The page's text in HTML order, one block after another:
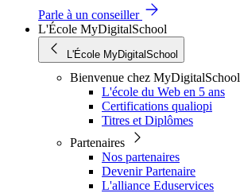
Parle à un conseiller
L'École MyDigitalSchool
L'École MyDigitalSchool
Bienvenue chez MyDigitalSchool
L'école du Web en 5 ans
Certifications qualiopi
Titres et Diplômes
Partenaires
Nos partenaires
Devenir Partenaire
L'alliance Eduservices